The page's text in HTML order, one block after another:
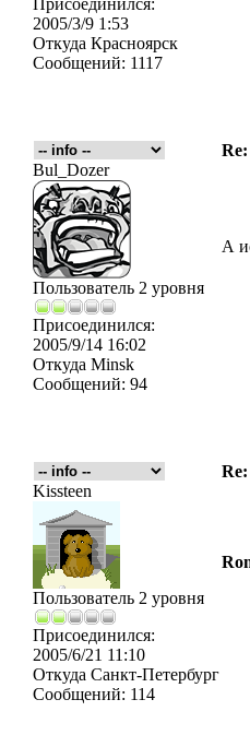
Присоединился:
2005/3/9 1:53
Откуда Красноярск
Сообщений: 1117
Bul_Dozer
Пользователь 2 уровня
Присоединился:
2005/9/14 16:02
Откуда Minsk
Сообщений: 94
А
Kissteen
Пользователь 2 уровня
Присоединился:
2005/6/21 11:10
Откуда Санкт-Петербург
Сообщений: 114